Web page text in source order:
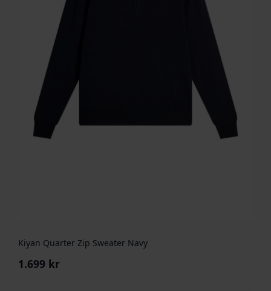
Kiyan Quarter Zip Sweater Navy
1.699 kr